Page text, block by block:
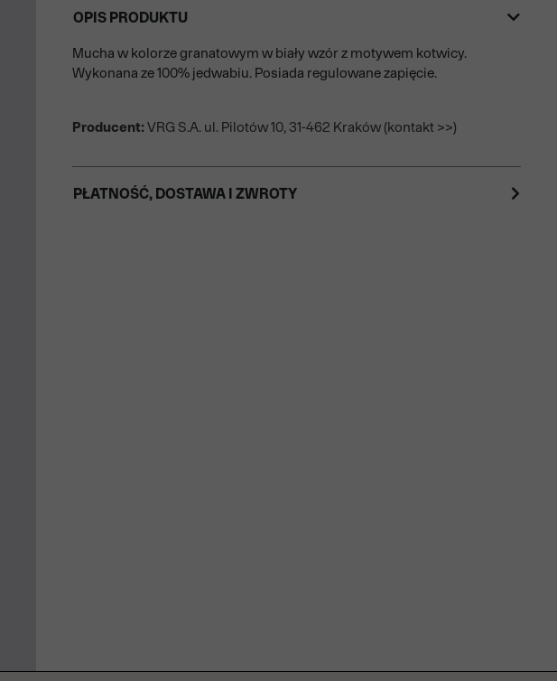
OPIS PRODUKTU
Mucha w kolorze granatowym w biały wzór z motywem kotwicy.
Wykonana ze 100% jedwabiu. Posiada regulowane zapięcie.
Producent: VRG S.A. ul. Pilotów 10, 31-462 Kraków (kontakt >>)
PŁATNOŚĆ, DOSTAWA I ZWROTY